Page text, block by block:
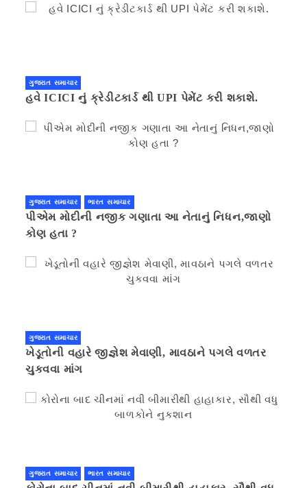
ગુજરાત સમાચાર
હવે ICICI નું ક્રેડીટકાર્ડ થી UPI પેમેંટ કરી શકાશે.
ગુજરાત સમાચાર ભારત સમાચાર
પીએમ મોદીની નજીક ગણાતા આ નેતાનું નિધન,જાણો
કોણ હતા ?
ગુજરાત સમાચાર
ખેડૂતોની વહારે જીજ્ઞેશ મેવાણી, માવઠાને પગલે વળતર
ચુકવવા માંગ
ગુજરાત સમાચાર ભારત સમાચાર